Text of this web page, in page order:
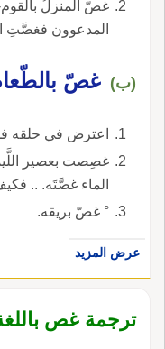
غصّ المنزلُ
المدعوون فغصَّتِ
(ب) غصّ
اعترض في حلقه
الماء غصَّتَه. .. فكيف يَصْنَعُ مَنْ قَدْ غُصَّ بالماءِ.
° غصّ بريقه.
عرض المزيد
ترجمة غص باللغة